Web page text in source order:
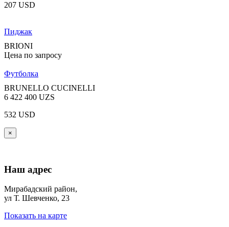
207 USD
Пиджак
BRIONI
Цена по запросу
Футболка
BRUNELLO CUCINELLI
6 422 400 UZS
532 USD
×
Наш адрес
Мирабадский район,
ул Т. Шевченко, 23
Показать на карте